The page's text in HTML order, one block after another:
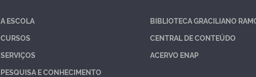
A ESCOLA
CURSOS
SERVIÇOS
PESQUISA E CONHECIMENTO
BIBLIOTECA GRACILIANO
CENTRAL DE CONTEÚDO
ACERVO ENAP